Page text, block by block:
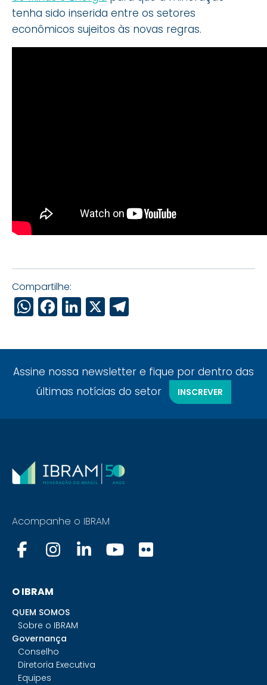
tenha sido inserida entre os setores
econômicos sujeitos às novas regras.
Compartilhe:
WhatsApp
Facebook
LinkedIn
X
Assine nossa newsletter e fique por dentro das
últimas notícias do setor
INSCREVER
Acompanhe o IBRAM
O IBRAM
QUEM SOMOS
Sobre o IBRAM
Governança
Conselho
Diretoria Executiva
Equipes